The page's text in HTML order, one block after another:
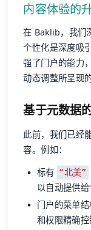
内容体验的
在 Baklib，我们
个性化是深度吸
强了门户的能力
动态调整所呈现
基于元数据
此前，我们已经
容。例如：
标有 “北美”
以自动提供给
门户的菜单
和权限精确控